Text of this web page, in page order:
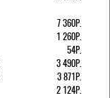
7 360Р.
1 260Р.
54Р.
3 490Р.
3 871Р.
2 124Р.